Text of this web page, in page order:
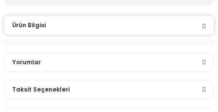
Ürün Bilgisi
Yorumlar
Taksit Seçenekleri